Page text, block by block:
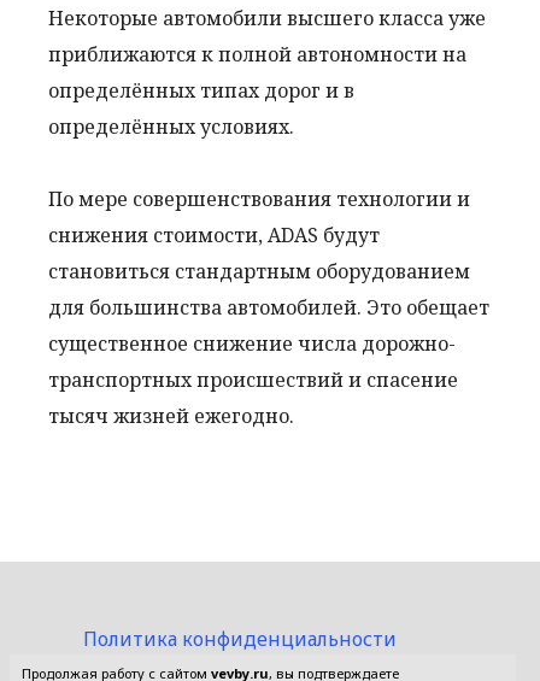
Некоторые автомобили высшего класса уже
приближаются к полной автономности на
определённых типах дорог и в
определённых условиях.
По мере совершенствования технологии и
снижения стоимости, ADAS будут
становиться стандартным оборудованием
для большинства автомобилей. Это обещает
существенное снижение числа дорожно-
транспортных происшествий и спасение
тысяч жизней ежегодно.
Политика конфиденциальности
Пользовательское соглашение
Продолжая работу с сайтом vevby.ru, вы подтверждаете